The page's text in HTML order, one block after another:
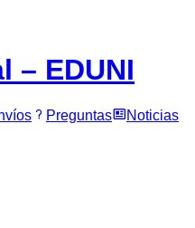
– EDUNI
Preguntas
Noticias